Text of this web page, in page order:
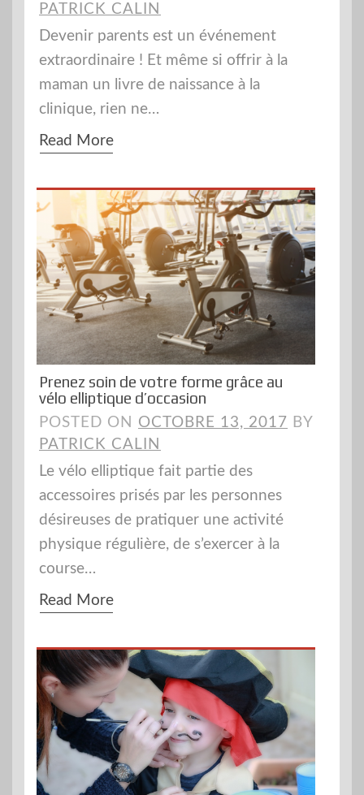
PATRICK CALIN
Devenir parents est un événement
extraordinaire ! Et même si offrir à la
maman un livre de naissance à la
clinique, rien ne…
Read More
Prenez soin de votre forme grâce au
vélo elliptique d’occasion
POSTED ON OCTOBRE 13, 2017 BY
PATRICK CALIN
Le vélo elliptique fait partie des
accessoires prisés par les personnes
désireuses de pratiquer une activité
physique régulière, de s’exercer à la
course…
Read More